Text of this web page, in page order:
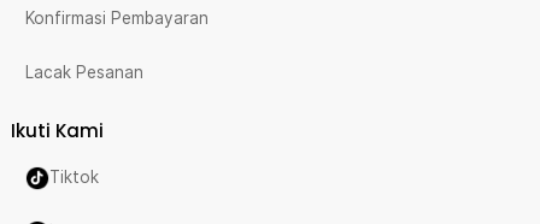
Konfirmasi Pembayaran
Lacak Pesanan
Ikuti Kami
Tiktok